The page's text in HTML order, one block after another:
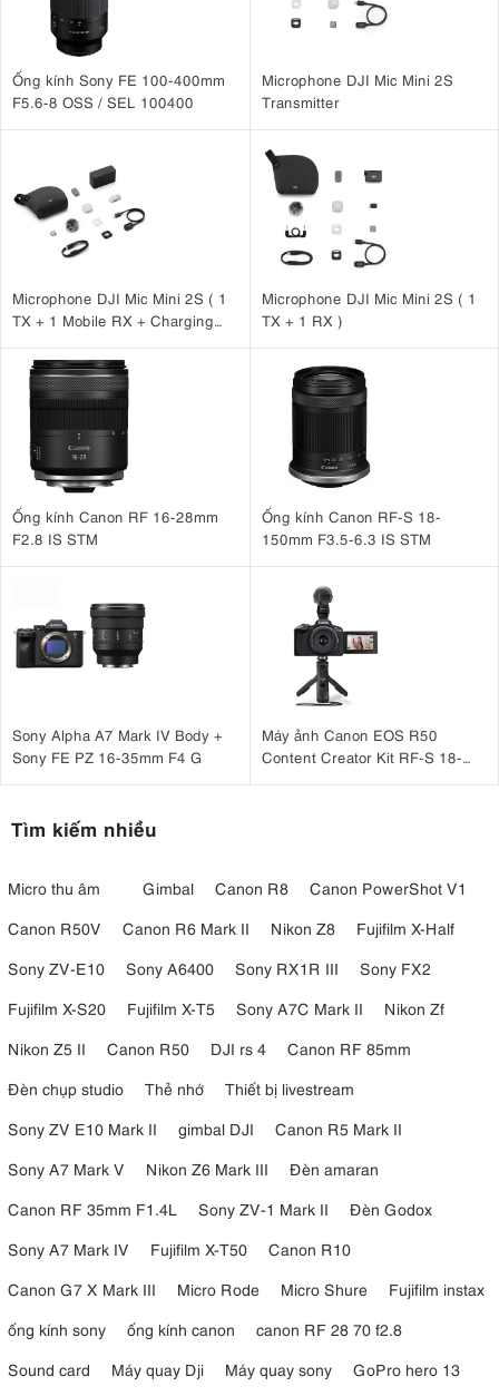
Ống kính Sony FE 100-400mm
F5.6-8 OSS / SEL 100400
Microphone DJI Mic Mini 2S
Transmitter
Microphone DJI Mic Mini 2S ( 1
TX + 1 Mobile RX + Charging
Microphone DJI Mic Mini 2S ( 1
TX + 1 RX )
Ống kính Canon RF 16-28mm
F2.8 IS STM
Ống kính Canon RF-S 18-
150mm F3.5-6.3 IS STM
Sony Alpha A7 Mark IV Body +
Sony FE PZ 16-35mm F4 G
Máy ảnh Canon EOS R50
Content Creator Kit RF-S 18-
Tìm kiếm nhiều
Micro thu âm Gimbal Canon R8
Canon PowerShot V1
Canon R50V
Canon R6 Mark II Nikon Z8
Fujifilm X-Half
Sony ZV-E10
Sony A6400 Sony RX1R III
Sony FX2
Fujifilm X-S20
Fujifilm X-T5 Sony A7C Mark II
Nikon Zf
Nikon Z5 II
Canon R50 DJI rs 4
Canon RF 85mm
Đèn chụp studio
Thẻ nhớ
Thiết bị livestream
Sony ZV E10 Mark II
gimbal DJI
Canon R5 Mark II
Sony A7 Mark V
Nikon Z6 Mark III
Đèn amaran
Canon RF 35mm F1.4L
Sony ZV-1 Mark II
Đèn Godox
Sony A7 Mark IV
Fujifilm X-T50
Canon R10
Canon G7 X Mark III
Micro Rode Micro Shure
Fujifilm instax
ống kính sony
ống kính canon
canon RF 28 70 f2.8
Sound card
Máy quay Dji Máy quay sony
GoPro hero 13